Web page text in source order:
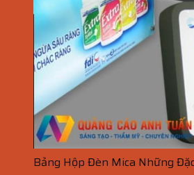
Bảng Hộp Đèn Mica Những